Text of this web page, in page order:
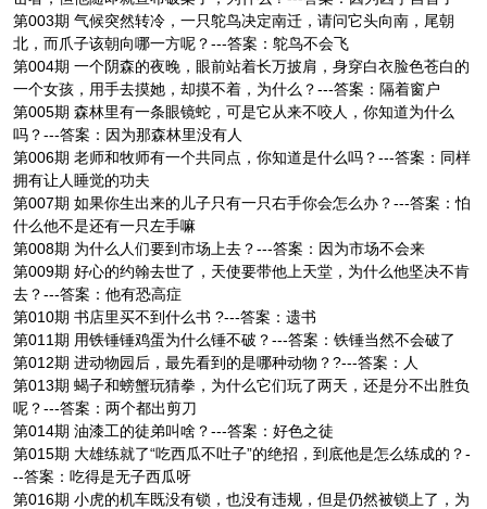
第003期 气候突然转冷，一只鸵鸟决定南迁，请问它头向南，尾朝
北，而爪子该朝向哪一方呢？---答案：鸵鸟不会飞
第004期 一个阴森的夜晚，眼前站着长万披肩，身穿白衣脸色苍白的
一个女孩，用手去摸她，却摸不着，为什么？---答案：隔着窗户
第005期 森林里有一条眼镜蛇，可是它从来不咬人，你知道为什么
吗？---答案：因为那森林里没有人
第006期 老师和牧师有一个共同点，你知道是什么吗？---答案：同样
拥有让人睡觉的功夫
第007期 如果你生出来的儿子只有一只右手你会怎么办？---答案：怕
什么他不是还有一只左手嘛
第008期 为什么人们要到市场上去？---答案：因为市场不会来
第009期 好心的约翰去世了，天使要带他上天堂，为什么他坚决不肯
去？---答案：他有恐高症
第010期 书店里买不到什么书 ?---答案：遗书
第011期 用铁锤锤鸡蛋为什么锤不破？---答案：铁锤当然不会破了
第012期 进动物园后，最先看到的是哪种动物？?---答案：人
第013期 蝎子和螃蟹玩猜拳，为什么它们玩了两天，还是分不出胜负
呢？---答案：两个都出剪刀
第014期 油漆工的徒弟叫啥？---答案：好色之徒
第015期 大雄练就了“吃西瓜不吐子”的绝招，到底他是怎么练成的？-
--答案：吃得是无子西瓜呀
第016期 小虎的机车既没有锁，也没有违规，但是仍然被锁上了，为